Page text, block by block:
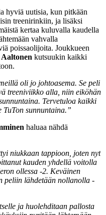
hyviä uutisia, kun pitkään
treenirinkiin, ja lisäksi
kertaa kuluvalla kaudella
vahvalla
poissaolijoita. Joukkueen
kutsuukin kaikki
oli jo johtoasema. Se peli
treeniviikko alla, niin eiköhän
Tervetuloa kaikki
TuTon sunnuntaina.”
haluaa nähdä
niukkaan tappioon, joten nyt
kauden yhdellä voitolla
ollessa -2. Keväinen
peliin lähdetään nollanolla -
ja huolehditaan pallosta